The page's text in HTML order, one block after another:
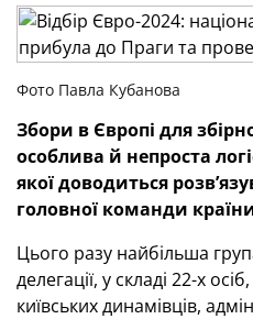
Фото Павла Кубанова
Збори в Європі для
особлива й непроста
якої доводиться
головної команди
Цього разу найбільша
делегації, у складі 22-х
київських динамівців,